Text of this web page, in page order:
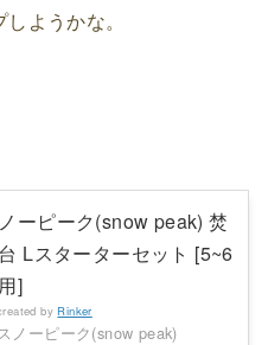
ようかな。
ーピーク(snow peak) 焚
Lスターターセット [5~6
]
by Rinker
スノーピーク(snow peak)